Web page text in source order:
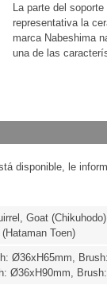
La parte del
representativa la
marca Nabeshima
una de las
disponible, le
Goat (Chikuhodo)
Toen)
Ø36xH65mm,
Ø36xH90mm,